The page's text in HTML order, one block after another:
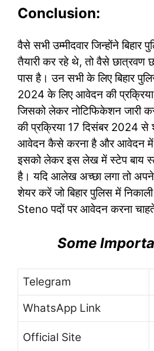
Conclusion:
वैसे सभी उम्मीदवार जिन्होंने बिहार
तैयारी कर रहे थे, तो वैसे छात्रवण
पास है। उन सभी के लिए बिहार
2024 के लिए आवेदन की
जिसको लेकर नोटिफिकेशन जारी
की प्रक्रिया 17 दिसंबर 2024
आवेदन कैसे करना है और आवेदन में
इसको लेकर इस लेख में स्टेप बाय
है। यदि आलेख अच्छा लगा तो
शेयर करें जो बिहार पुलिस में
Steno पदों पर आवेदन करना
Some
Telegram
WhatsApp Link
Official Site